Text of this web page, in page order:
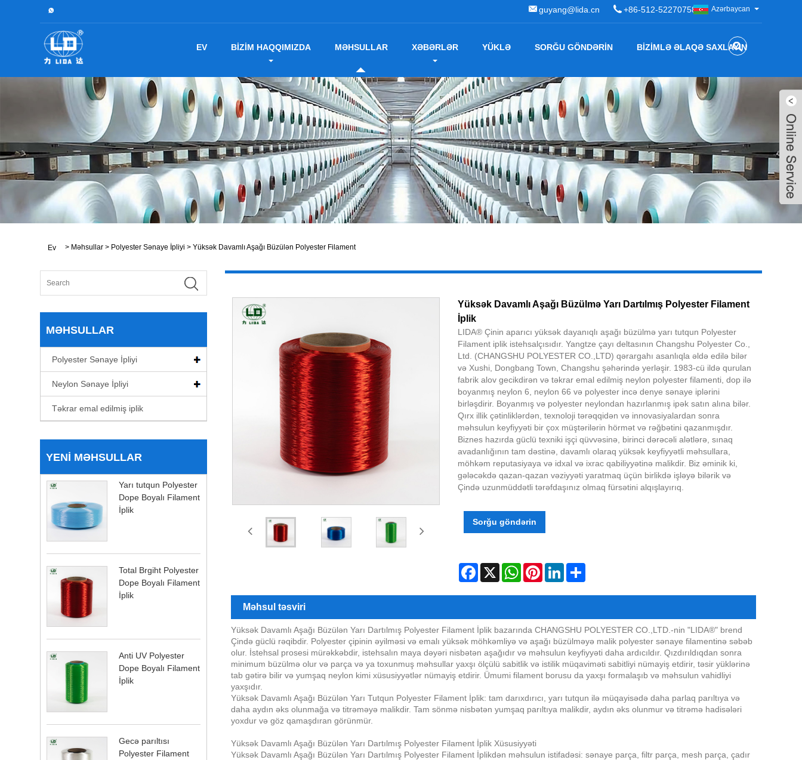
+86-512-52270758
guyang@lida.cn Azərbaycan
EV BIZIM HAQQIMIZDA MƏHSULLAR XƏBƏRLƏR YÜKLƏ SORĞU GÖNDƏRIN BIZIMLƏ ƏLAQƏ SAXLAYIN
Ev > Məhsullar > Polyester Sənaye İpliyi >Yüksək Davamlı Aşağı Büzülən Polyester Filament
MƏHSULLAR
Polyester Sənaye İpliyi
Neylon Sənaye İpliyi
Təkrar emal edilmiş iplik
YENI MƏHSULLAR
Yarı tutqun Polyester
Dope Boyalı Filament
İplik
Total Brgiht Polyester
Dope Boyalı Filament
İplik
Anti UV Polyester
Dope Boyalı Filament
İplik
Gecə parıltısı
Polyester Filament
Yüksək Davamlı Aşağı Büzülmə Yarı Dartılmış Polyester Filament
İplik
LIDA® Çinin aparıcı yüksək dayanıqlı aşağı büzülmə yarı tutqun Polyester
Filament iplik istehsalçısıdır. Yangtze çayı deltasının Changshu Polyester Co.,
Ltd. (CHANGSHU POLYESTER CO.,LTD) qərargahı asanlıqla əldə edilə bilər
və Xushi, Dongbang Town, Changshu şəhərində yerləşir. 1983-cü ildə qurulan
fabrik alov gecikdirən və təkrar emal edilmiş neylon polyester filamenti, dop ilə
boyanmış neylon 6, neylon 66 və polyester incə denye sənaye iplərini
birləşdirir. Boyanmış və polyester neylondan hazırlanmış ipək satın alına bilər.
Qırx illik çətinliklərdən, texnoloji tərəqqidən və innovasiyalardan sonra
məhsulun keyfiyyəti bir çox müştərilərin hörmət və rəğbətini qazanmışdır.
Biznes hazırda güclü texniki işçi qüvvəsinə, birinci dərəcəli alətlərə, sınaq
avadanlığının tam dəstinə, davamlı olaraq yüksək keyfiyyətli məhsullara,
möhkəm reputasiyaya və idxal və ixrac qabiliyyətinə malikdir. Biz əminik ki,
gələcəkdə qazan-qazan vəziyyəti yaratmaq üçün birlikdə işləyə bilərik və
Çində uzunmüddətli tərəfdaşınız olmaq fürsətini alqışlayırıq.
Sorğu göndərin
Facebook
X WhatsAppPinterestLinkedIn
Məhsul təsviri
Yüksək Davamlı Aşağı Büzülən Yarı Dartılmış Polyester Filament İplik bazarında CHANGSHU POLYESTER CO.,LTD.-nin "LIDA®" brend
Çində güclü rəqibdir. Polyester çipinin əyilməsi və emalı yüksək möhkəmliyə və aşağı büzülməyə malik polyester sənaye filamentinə səbəb
olur. İstehsal prosesi mürəkkəbdir, istehsalın maya dəyəri nisbətən aşağıdır və məhsulun keyfiyyəti daha ardıcıldır. Qızdırıldıqdan sonra
minimum büzülmə olur və parça və ya toxunmuş məhsullar yaxşı ölçülü sabitlik və istilik müqaviməti sabitliyi nümayiş etdirir, təsir yüklərinə
tab gətirə bilir və yumşaq neylon kimi xüsusiyyətlər nümayiş etdirir. Ümumi filament borusu da yaxşı formalaşıb və məhsulun vahidliyi
yaxşıdır.
Yüksək Davamlı Aşağı Büzülən Yarı Tutqun Polyester Filament İplik: tam darıxdırıcı, yarı tutqun ilə müqayisədə daha parlaq parıltıya və
daha aydın əks olunmağa və titrəməyə malikdir. Tam sönmə nisbətən yumşaq parıltıya malikdir, aydın əks olunmur və titrəmə hadisələri
yoxdur və göz qamaşdıran görünmür.
Yüksək Davamlı Aşağı Büzülən Yarı Dartılmış Polyester Filament İplik Xüsusiyyəti
Yüksək Davamlı Aşağı Büzülən Yarı Dartılmış Polyester Filament İplikdən məhsulun istifadəsi: sənaye parça, filtr parça, mesh parça, çadır